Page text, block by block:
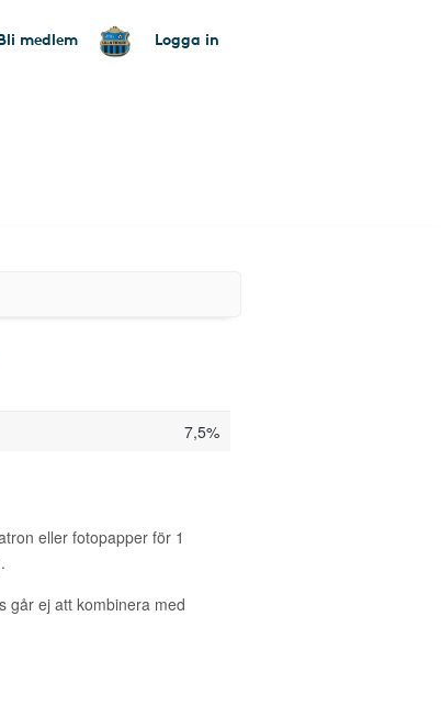
medlem Logga in
7,5%
eller fotopapper för 1
går ej att kombinera med